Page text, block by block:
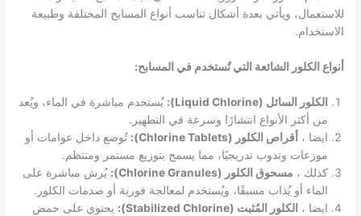
للاستعمال، ويأتي بعدة أشكال تناسب أنواع المسابح المختلفة وطبيعة
الاستخدام.
أنواع الكلور الشائعة التي تُستخدم في المسابح:
الكلور السائل (Liquid Chlorine):
يُستخدم مباشرة في الماء، ويُعد
من أكثر الأنواع انتشارًا وسرعة في التطهير.
ايضا ، أقراص الكلور (Chlorine Tablets):
تُوضع داخل عوامات أو
موزعات وتذوب تدريجيًا، مما يسمح بتوزيع مستمر ومنتظم.
كذلك ، مسحوق الكلور (Chlorine Granules):
يُرش مباشرة على
الماء أو يُذاب مسبقًا، ويُستخدم لمعالجة فورية أو صدمات الكلور.
ايضا ، الكلور المُثبت (Stabilized Chlorine):
يحتوي على حمض